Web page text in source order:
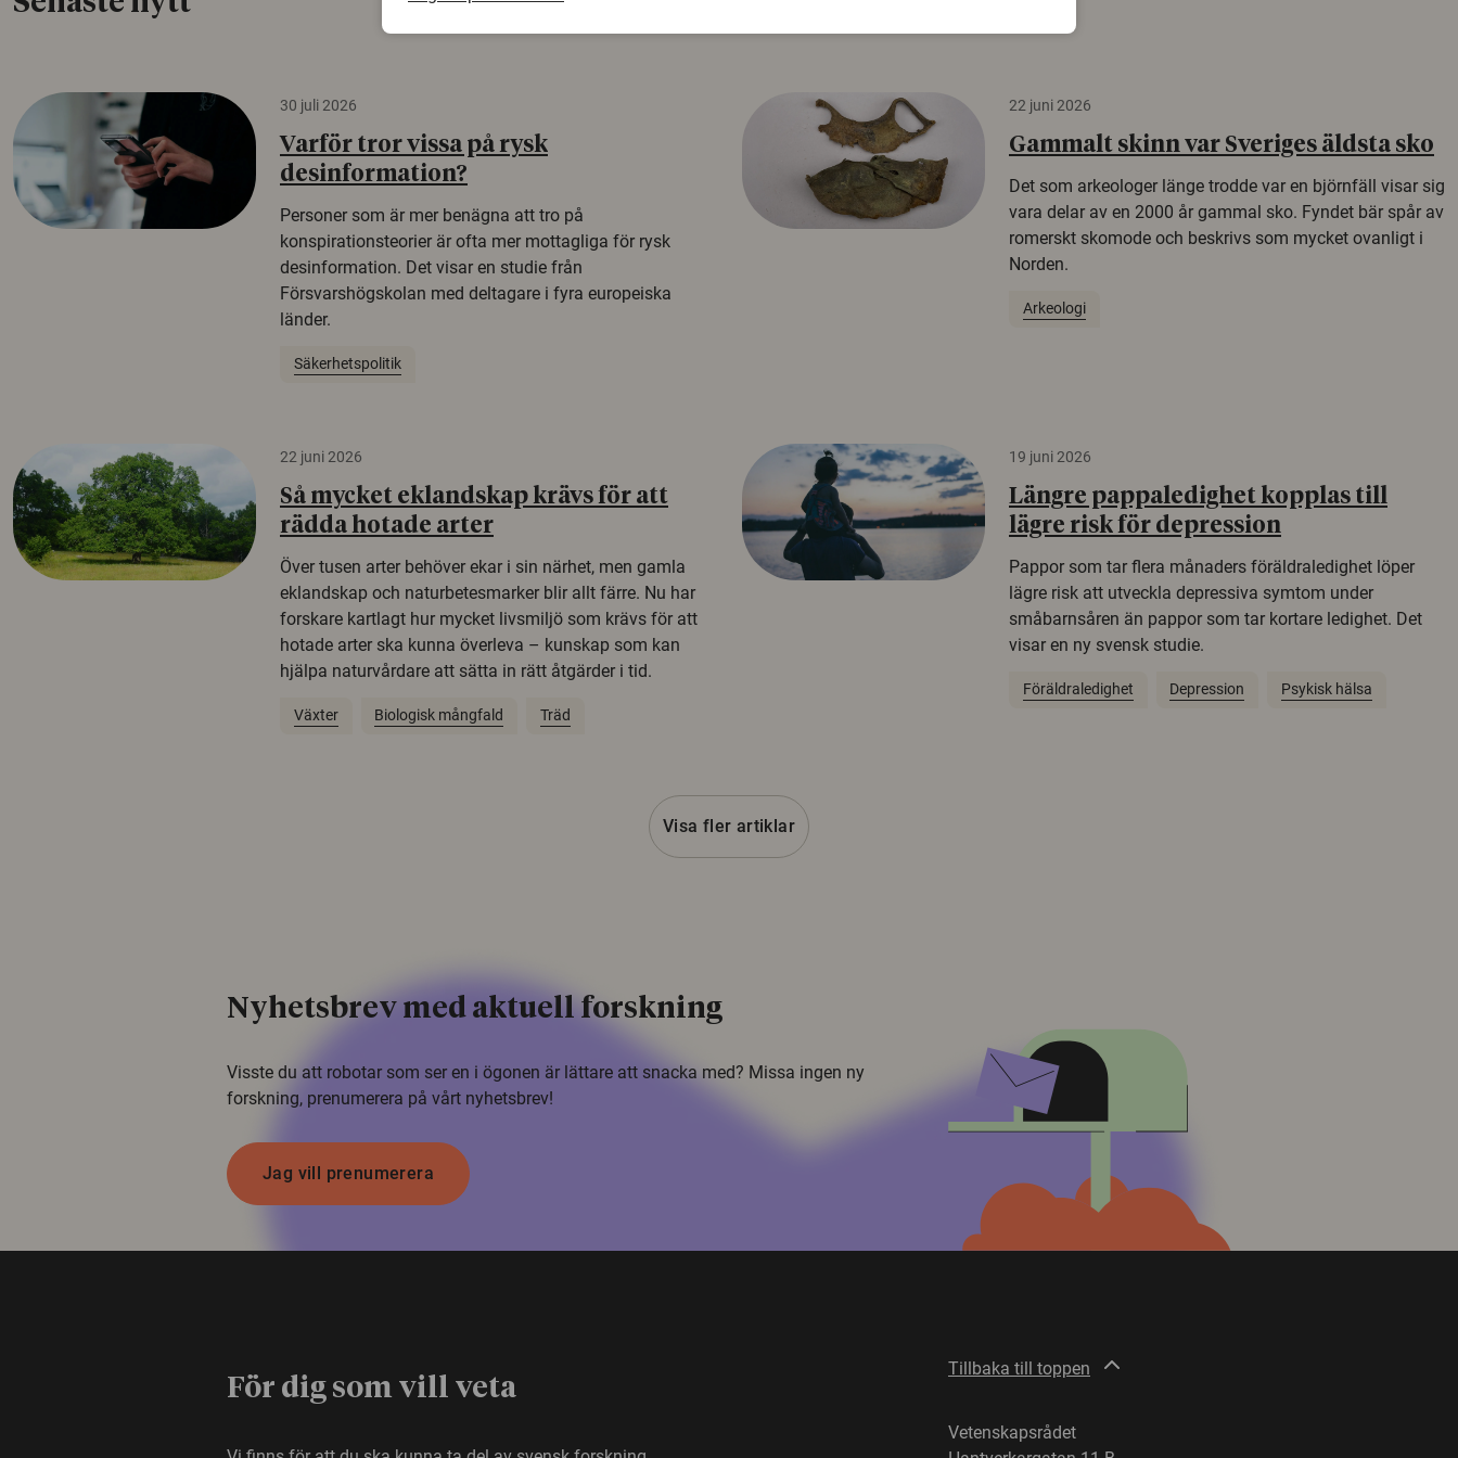
30 juli 2026
Varför tror vissa på rysk
desinformation?
Personer som är mer benägna att tro på
konspirationsteorier är ofta mer mottagliga för rysk
desinformation. Det visar en studie från
Försvarshögskolan med deltagare i fyra europeiska
länder.
Säkerhetspolitik
22 juni 2026
Gammalt skinn var Sveriges äldsta sko
Det som arkeologer länge trodde var en björnfäll visar sig
vara delar av en 2000 år gammal sko. Fyndet bär spår av
romerskt skomode och beskrivs som mycket ovanligt i
Norden.
Arkeologi
22 juni 2026
Så mycket eklandskap krävs för att
rädda hotade arter
Över tusen arter behöver ekar i sin närhet, men gamla
eklandskap och naturbetesmarker blir allt färre. Nu har
forskare kartlagt hur mycket livsmiljö som krävs för att
hotade arter ska kunna överleva – kunskap som kan
hjälpa naturvårdare att sätta in rätt åtgärder i tid.
Växter Biologisk mångfald Träd
19 juni 2026
Längre pappaledighet kopplas till
lägre risk för depression
Pappor som tar flera månaders föräldraledighet löper
lägre risk att utveckla depressiva symtom under
småbarnsåren än pappor som tar kortare ledighet. Det
visar en ny svensk studie.
Föräldraledighet Depression Psykisk hälsa
Visa fler artiklar
Nyhetsbrev med aktuell forskning
Visste du att robotar som ser en i ögonen är lättare att snacka med? Missa ingen ny
forskning, prenumerera på vårt nyhetsbrev!
Jag vill prenumerera
För dig som vill veta
Tillbaka till toppen
Vetenskapsrådet